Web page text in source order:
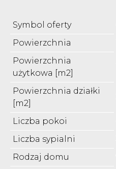
Symbol oferty
Powierzchnia
Powierzchnia
użytkowa [m2]
Powierzchnia działki
[m2]
Liczba pokoi
Liczba sypialni
Rodzaj domu